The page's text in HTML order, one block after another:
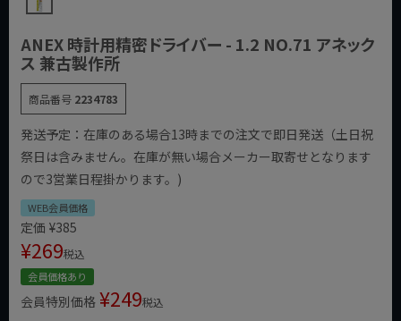
ANEX 時計用精密ドライバー - 1.2 NO.71 アネック
ス 兼古製作所
商品番号 2234783
発送予定：在庫のある場合13時までの注文で即日発送（土日祝
祭日は含みません。在庫が無い場合メーカー取寄せとなります
ので3営業日程掛かります。)
WEB会員価格
定価 ¥385
¥269税込
会員価格あり
会員特別価格 ¥249税込